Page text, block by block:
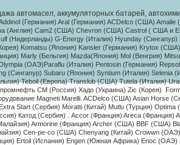
автомасел, аккумуляторных батарей,
(Германия) Aral (Германия) ACDelco (США)
(Англия) Cam2 (США) Chevron (США) Castrol ( США и
(Нидерланды) G-Energy (Италия) Hyunday
Komatsu (Япония) Kansler (Германия) Krytox
Marly (Бельгия) Mazda(Япония) Mol (Венгрия)
(ОАЭ)Paraflu (Италия) Pentosin (Германия)
(Сингапур) Subaru (Япония) Syntium (Италия) Selenia
Teboil (Европа) Translub (США) Tutela (Италия)
СМ (Россия) Хадо (Украина) Zic (Корея)
Magneti Marelli. ACDelco (США) Asian Horse
Start (Сербия) Moratti (Китай) Mutlu (Турция)
Катод (Сербия) . Accor (Франция) Areca (Франция)
Armorine (Франция) Archer (США) BBF (США)
Cen-pe-co (США) Chenyang (Китай) Crowwn
Ertoil (Испания) Engen (Южная Африка) Enoc (ОАЭ)